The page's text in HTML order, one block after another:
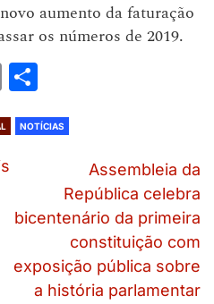
aumento da faturação
os números de 2019.
Email
NOTÍCIAS
Assembleia da
República celebra
bicentenário da primeira
constituição com
exposição pública sobre
a história parlamentar